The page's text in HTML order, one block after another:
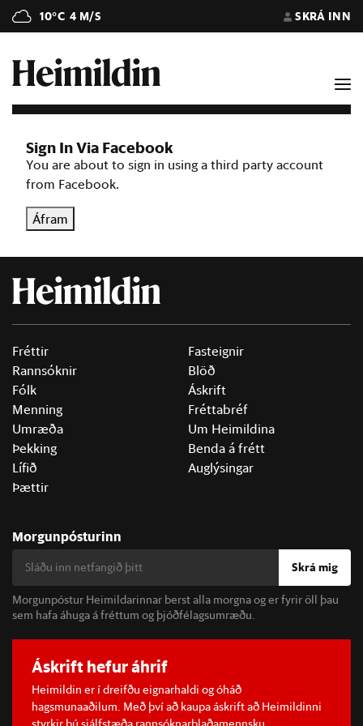
10°C 4 M/S SKRÁ INN
Sign In Via Facebook
You are about to sign in using a third party account
from Facebook.
Áfram
Fréttir
Rannsóknir
Fólk
Menning
Umræða
Þekking
Lífið
Þættir
Fasteignir
Blöð
Áskrift
Fréttabréf
Um Heimildina
Benda á frétt
Auglýsingar
Morgunpósturinn
Skrá mig
Morgunpóstur Heimildarinnar berst alla morgna og er fyrir öll þau
sem hafa áhuga á fréttum og þjóðfélagsumræðu.
Áskrift hefur áhrif
Heimildin er í dreifðu eignarhaldi og óháð
hagsmunaaðilum. Með því að kaupa áskrift að Heimildinni